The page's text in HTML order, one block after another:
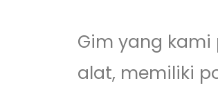
Gim yang
alat, memiliki